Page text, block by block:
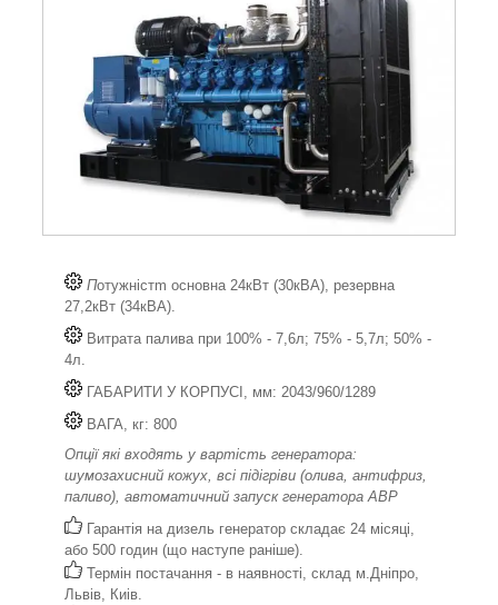
Потужністm основна 24кВт (30кВА), резервна
27,2кВт (34кВА).
Витрата палива при 100% - 7,6л; 75% - 5,7л; 50% -
4л.
ГАБАРИТИ У КОРПУСІ, мм: 2043/960/1289
ВАГА, кг: 800
Опції які входять у вартість генератора:
шумозахисний кожух, всі підігріви (олива, антифриз,
паливо), автоматичний запуск генератора АВР
Гарантія на дизель генератор складає 24 місяці,
або 500 годин (що наступе раніше).
Термін постачання - в наявності, склад м.Дніпро,
Львів, Киів.